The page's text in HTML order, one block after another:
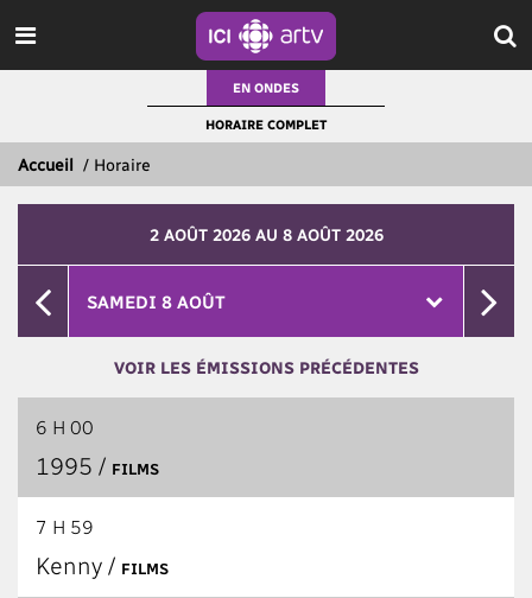
EN ONDES
HORAIRE COMPLET
Accueil / Horaire
2 AOÛT 2026 AU 8 AOÛT 2026
VOIR LES ÉMISSIONS PRÉCÉDENTES
6 H 00
1995 / FILMS
7 H 59
Kenny / FILMS